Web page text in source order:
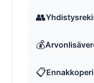
👥
💰
📋